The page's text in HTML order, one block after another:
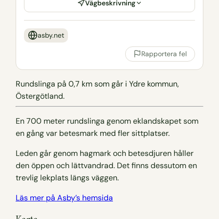
Vägbeskrivning
asby.net
Rapportera fel
Rundslinga på 0,7 km som går i Ydre kommun,
Östergötland.
En 700 meter rundslinga genom eklandskapet som
en gång var betesmark med fler sittplatser.
Leden går genom hagmark och betesdjuren håller
den öppen och lättvandrad. Det finns dessutom en
trevlig lekplats längs väggen.
Läs mer på Asby’s hemsida